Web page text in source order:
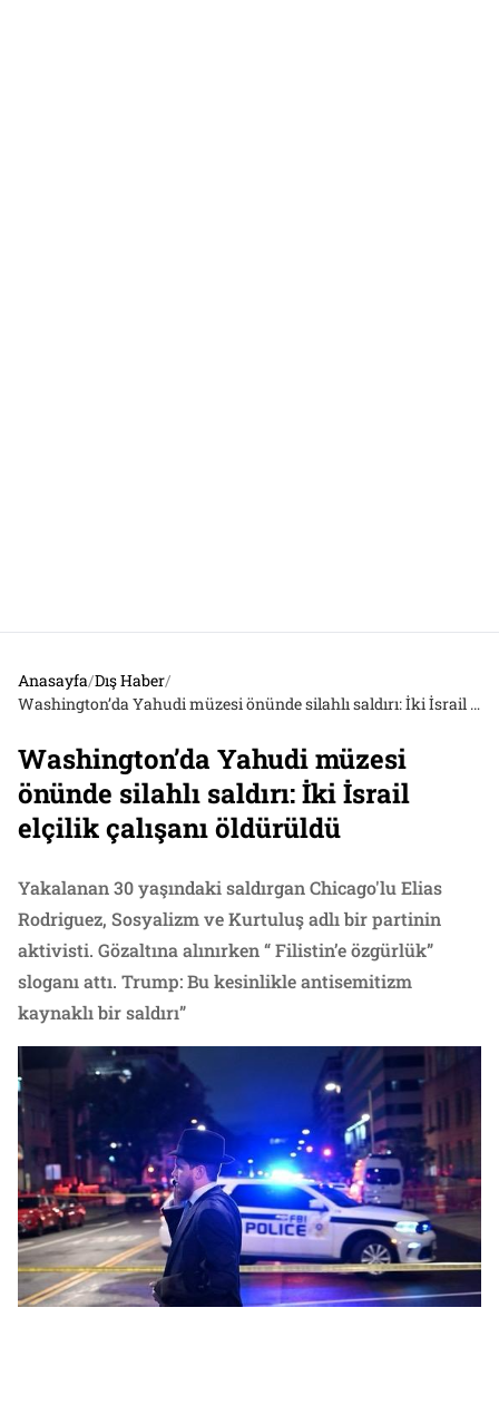
Anasayfa/Dış Haber/
Washington’da Yahudi müzesi önünde silahlı saldırı: İki İsrail elçilik çalışanı öldürüldü
Washington’da Yahudi müzesi
önünde silahlı saldırı: İki İsrail
elçilik çalışanı öldürüldü
Yakalanan 30 yaşındaki saldırgan Chicago'lu Elias
Rodriguez, Sosyalizm ve Kurtuluş adlı bir partinin
aktivisti. Gözaltına alınırken “ Filistin’e özgürlük”
sloganı attı. Trump: Bu kesinlikle antisemitizm
kaynaklı bir saldırı”